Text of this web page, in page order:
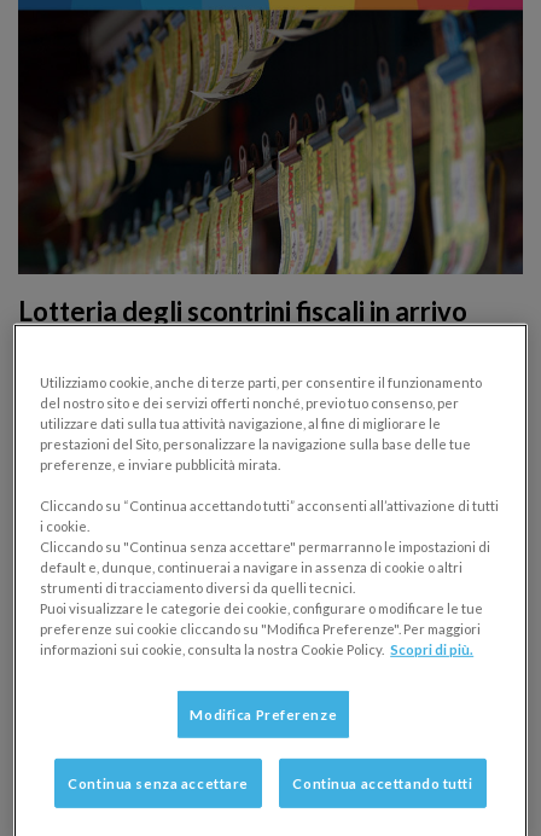
Lotteria degli scontrini fiscali in arrivo
PUBBLICA AMMINISTRAZIONE E STATO
09/02/2017
Per combattere l’evasione bisogna trovare soluzioni
innovative. Dopo le esperienze di Portogallo, Cina,
Grecia e Taiwan, anche l’Italia si prepara ad attivare la
Lotteria degli scontrini fiscali. Vediamo di cosa si
tratta
Utilizziamo cookie, anche di terze parti, per consentire il funzionamento
del nostro sito e dei servizi offerti nonché, previo tuo consenso, per
utilizzare dati sulla tua attività navigazione, al fine di migliorare le
prestazioni del Sito, personalizzare la navigazione sulla base delle tue
preferenze, e inviare pubblicità mirata.
Cliccando su “Continua accettando tutti” acconsenti all’attivazione di tutti
i cookie.
Cliccando su "Continua senza accettare" permarranno le impostazioni di
default e, dunque, continuerai a navigare in assenza di cookie o altri
strumenti di tracciamento diversi da quelli tecnici.
Puoi visualizzare le categorie dei cookie, configurare o modificare le tue
preferenze sui cookie cliccando su "Modifica Preferenze". Per maggiori
informazioni sui cookie, consulta la nostra Cookie Policy. Scopri di più.
Modifica Preferenze
Continua senza accettare Continua accettando tutti